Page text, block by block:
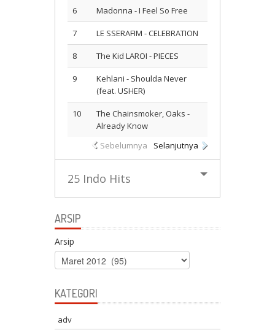
6 Madonna - I Feel So Free
7 LE SSERAFIM - CELEBRATION
8 The Kid LAROI - PIECES
9
Kehlani - Shoulda Never
(feat. USHER)
10
The Chainsmoker, Oaks -
Already Know
Sebelumnya
Selanjutnya
25 Indo Hits
ARSIP
Arsip
KATEGORI
adv